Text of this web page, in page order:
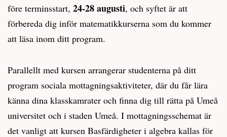
före terminsstart, 24-28 augusti, och syftet är att
förbereda dig inför matematikkurserna som du kommer
att läsa inom ditt program.
Parallellt med kursen arrangerar studenterna på ditt
program sociala mottagningsaktiviteter, där du får lära
känna dina klasskamrater och finna dig till rätta på Umeå
universitet och i staden Umeå. I mottagningsschemat är
det vanligt att kursen Basfärdigheter i algebra kallas för